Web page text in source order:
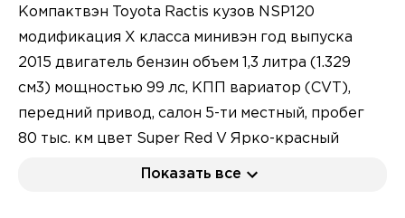
Компактвэн Toyota Ractis кузов NSP120
модификация X класса минивэн год выпуска
2015 двигатель бензин объем 1,3 литра (1.329
см3) мощностью 99 лс, КПП вариатор (CVT),
передний привод, салон 5-ти местный, пробег
80 тыс. км цвет Super Red V Ярко-красный
Absolutely Red или Cherry Red. Оценки аукциона
Показать все